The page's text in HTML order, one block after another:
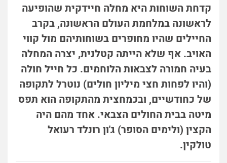
קדחת השוחות היא מחלה חיידקית שהופיעה
לראשונה במלחמת העולם הראשונה, בקרב
החיילים שהיו מחופרים בשוחותיהם מול קווי
האויב. אף שלא הייתה קטלנית, יצרה המחלה
בעיה חמורה לצבאות הלוחמים. כל חייל חולה
(והיו לפחות חצי מיליון חולים) נוטרל לתקופה
של כחודשיים, ובכמחצית מהתקופה הוא תפס
מיטה בבית החולים הצבאי. אחד מהם היה
הקצין (ולימים הסופר) ג'ון רונלד רעואל
טולקין.